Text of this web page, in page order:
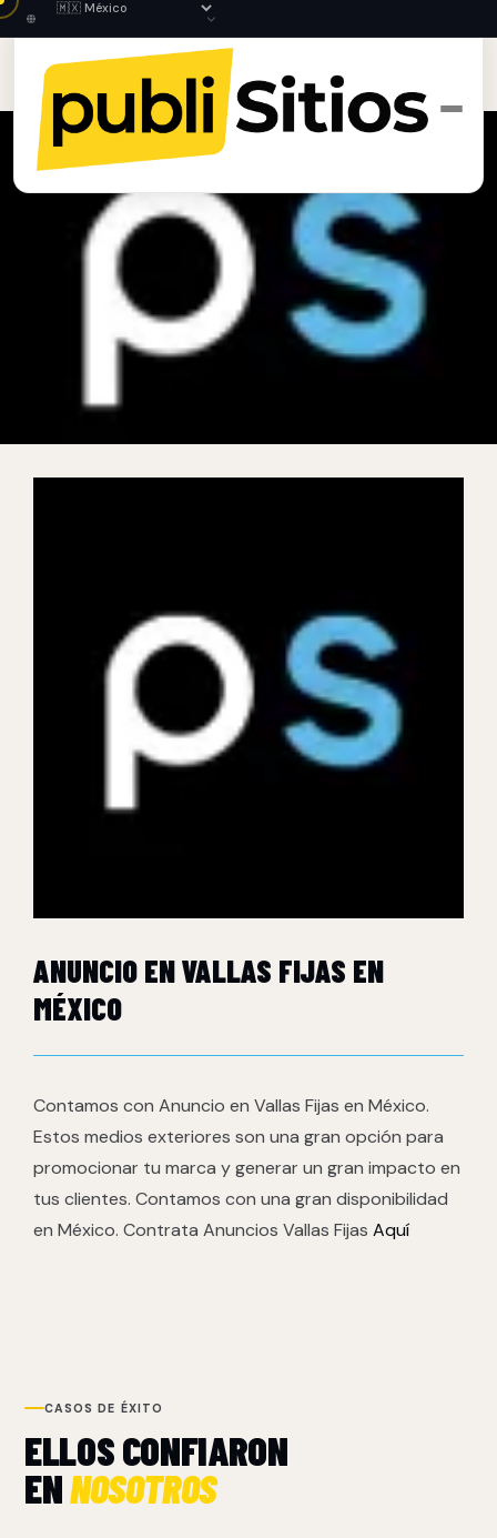
ANUNCIO EN VALLAS FIJAS EN
MÉXICO
Contamos con Anuncio en Vallas Fijas en México.
Estos medios exteriores son una gran opción para
promocionar tu marca y generar un gran impacto en
tus clientes. Contamos con una gran disponibilidad
en México. Contrata Anuncios Vallas Fijas Aquí
CASOS DE ÉXITO
ELLOS CONFIARON
ENNOSOTROS